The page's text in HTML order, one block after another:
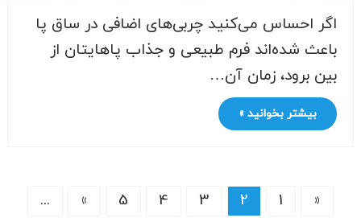
اگر احساس می‌کنید چربی‌های اضافی در ساق پا
باعث شده‌اند فرم طبیعی و جذاب پاهایتان از
بین برود، زمان آن…
بیشتر بخوانید »
«
1
2
3
4
5
»
...